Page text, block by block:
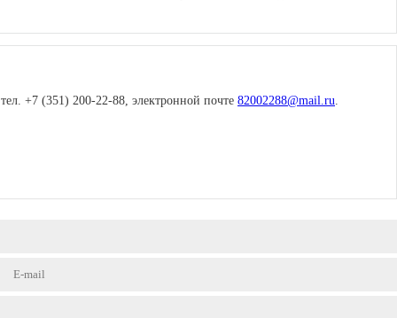
+7 (351) 200-22-88, электронной почте 82002288@mail.ru